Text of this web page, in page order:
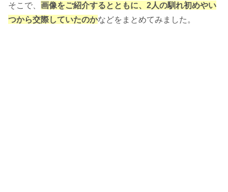
そこで、画像をご紹介するとともに、2人の馴れ初めやい
つから交際していたのかなどをまとめてみました。